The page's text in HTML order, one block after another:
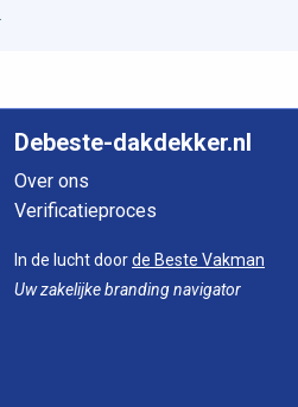
Debeste-dakdekker.nl
Over ons
Verificatieproces
In de lucht doorde Beste Vakman
Uw zakelijke branding navigator